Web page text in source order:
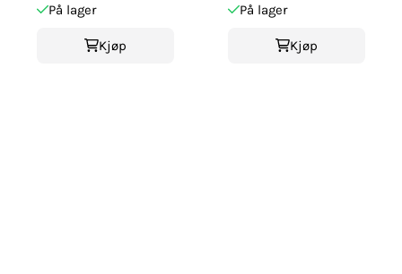
På lager
Kjøp
På lager
Kjøp